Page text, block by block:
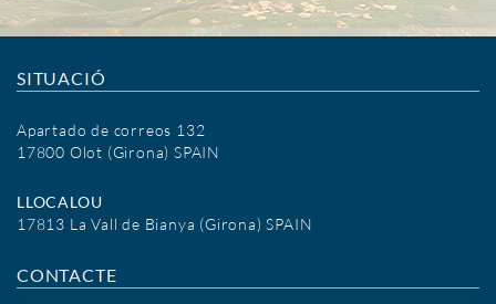
SITUACIÓ
Apartado de correos 132
17800 Olot (Girona) SPAIN
LLOCALOU
17813 La Vall de Bianya (Girona) SPAIN
CONTACTE